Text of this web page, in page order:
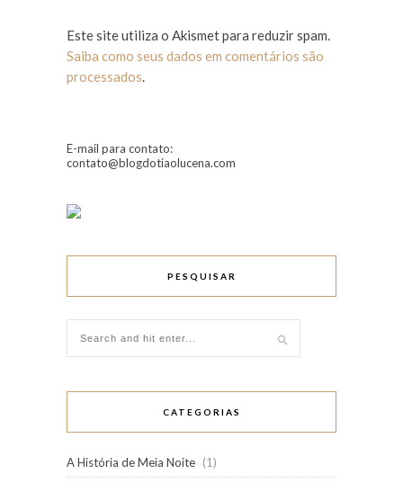
Este site utiliza o Akismet para reduzir spam.
Saiba como seus dados em comentários são
processados.
E-mail para contato:
contato@blogdotiaolucena.com
PESQUISAR
CATEGORIAS
A História de Meia Noite (1)